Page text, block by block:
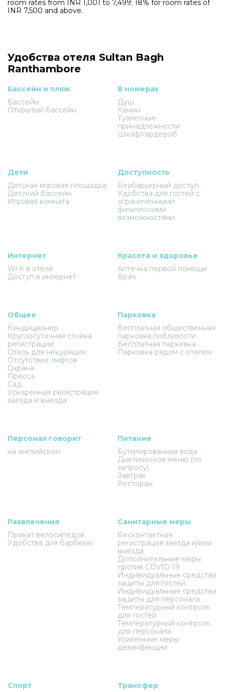
room rates from INR 1,001 to 7,499; 18% for room rates of
INR 7,500 and above.
Удобства отеля Sultan Bagh
Ranthambore
Бассейн и пляж
Бассейн
Открытый бассейн
В номерах
Душ
Камин
Туалетные
принадлежности
Шкаф/гардероб
Дети
Детская игровая площадка
Детский бассейн
Игровая комната
Доступность
Безбарьерный доступ
Удобства для гостей с
ограниченными
физическими
возможностями
Интернет
Wi-fi в отеле
Доступ в интернет
Красота и здоровье
Аптечка первой помощи
Врач
Общее
Кондиционер
Круглосуточная стойка
регистрации
Отель для некурящих
Отсутствие лифтов
Охрана
Пресса
Сад
Ускоренная регистрация
заезда и выезда
Парковка
Бесплатная общественная
парковка поблизости
Бесплатная парковка
Парковка рядом с отелем
Персонал говорит
на английском
Питание
Бутилированная вода
Диетическое меню (по
запросу)
Завтрак
Ресторан
Развлечения
Прокат велосипедов
Удобства для барбекю
Санитарные меры
Бесконтактная
регистрация заезда и/или
выезда
Дополнительные меры
против COVID-19
Индивидуальные средства
защиты для гостей
Индивидуальные средства
защиты для персонала
Температурный контроль
для гостей
Температурный контроль
для персонала
Усиленные меры
дезинфекции
Спорт
Трансфер